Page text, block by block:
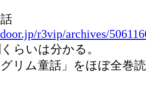
r3vip/archives/
らいは分かる。
グリム童話」をほぼ全巻